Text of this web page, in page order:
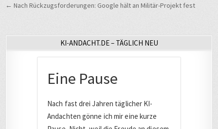
← Nach Rückzugsforderungen: Google hält an Militär-Projekt fest
KI-ANDACHT.DE – TÄGLICH NEU